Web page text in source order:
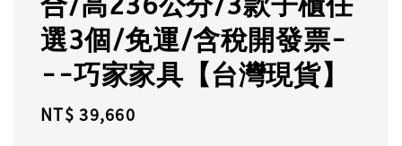
選3個/免運/含稅開發票-
--巧家家具【台灣現貨】
Regular
NT$ 39,660